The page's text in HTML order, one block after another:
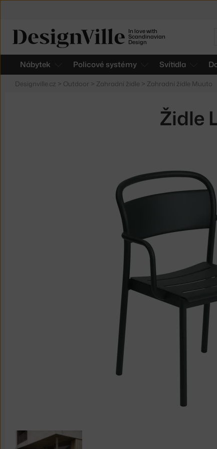
In love with
Scandinavian
Design
Nábytek Policové systémy Svítidla
Designville.cz > Outdoor > Zahradní židle > Zahradní židle Muuto
Židle